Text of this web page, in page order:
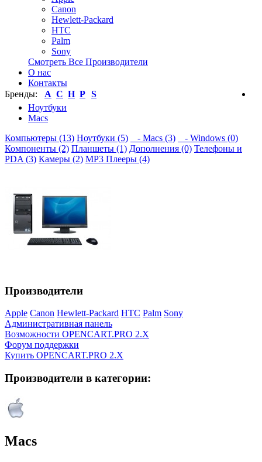
Canon
Hewlett-Packard
HTC
Palm
Sony
Смотреть Все Производители
О нас
Контакты
Бренды:
A C H P S
Ноутбуки
Macs
Компьютеры (13) Ноутбуки (5) - Macs (3)
- Windows (0)
Компоненты (2) Планшеты (1) Дополнения (0) Телефоны и
PDA (3) Камеры (2) MP3 Плееры (4)
Производители
Apple Canon Hewlett-Packard HTC Palm Sony
Административная панель
Возможности OPENCART.PRO 2.X
Форум поддержки
Купить OPENCART.PRO 2.X
Производители в категории:
Macs